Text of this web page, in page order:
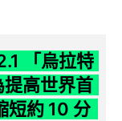
「烏拉特
高世界首
短約 10 分